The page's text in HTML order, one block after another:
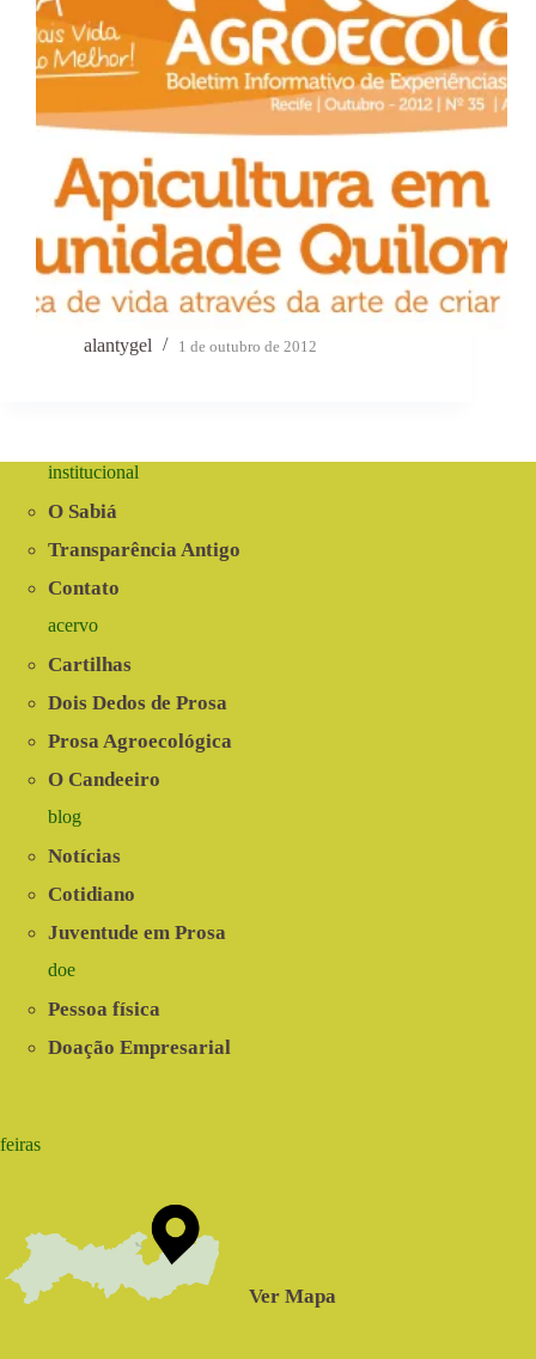
alantygel 1 de outubro de 2012
institucional
O Sabiá
Transparência Antigo
Contato
acervo
Cartilhas
Dois Dedos de Prosa
Prosa Agroecológica
O Candeeiro
blog
Notícias
Cotidiano
Juventude em Prosa
doe
Pessoa física
Doação Empresarial
feiras
Ver Mapa